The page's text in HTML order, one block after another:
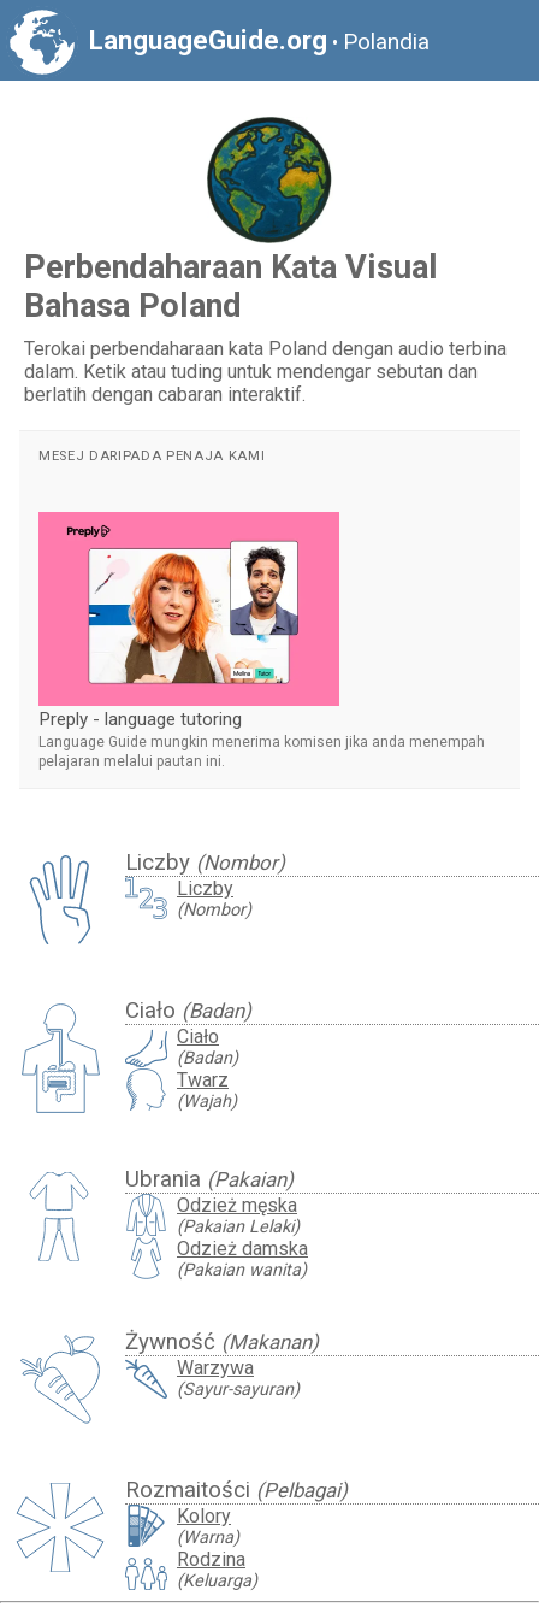
LanguageGuide.org • Polandia
Perbendaharaan Kata Visual
Bahasa Poland
Terokai perbendaharaan kata Poland dengan audio terbina
dalam. Ketik atau tuding untuk mendengar sebutan dan
berlatih dengan cabaran interaktif.
Liczby (Nombor)
Liczby
(Nombor)
Ciało (Badan)
Ciało
(Badan)
Twarz
(Wajah)
Ubrania (Pakaian)
Odzież męska
(Pakaian Lelaki)
Odzież damska
(Pakaian wanita)
Żywność (Makanan)
Warzywa
(Sayur-sayuran)
Rozmaitości (Pelbagai)
Kolory
(Warna)
Rodzina
(Keluarga)
MESEJ DARIPADA PENAJA KAMI
Preply - language tutoring
Language Guide mungkin menerima komisen jika anda menempah
pelajaran melalui pautan ini.